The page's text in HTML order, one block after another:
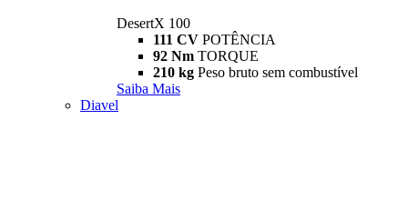
DesertX 100
111 CV POTÊNCIA
92 Nm TORQUE
210 kg Peso bruto sem combustível
Saiba Mais
Diavel